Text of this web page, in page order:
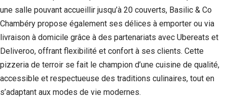
une salle pouvant accueillir jusqu’à 20 couverts, Basilic & Co
Chambéry propose également ses délices à emporter ou via
livraison à domicile grâce à des partenariats avec Ubereats et
Deliveroo, offrant flexibilité et confort à ses clients. Cette
pizzeria de terroir se fait le champion d’une cuisine de qualité,
accessible et respectueuse des traditions culinaires, tout en
s’adaptant aux modes de vie modernes.